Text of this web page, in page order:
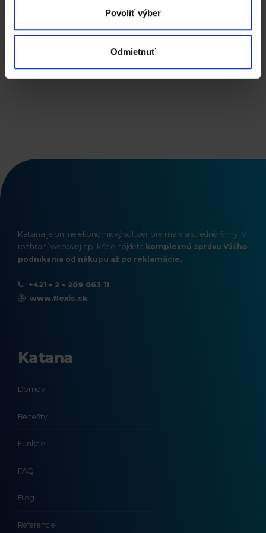
Povoliť výber
Odmietnuť
Predchádzajúci
Katana ?
Katana je online ekonomický softvér pre malé a stredné firmy. V
rozhraní webovej aplikácie nájdete komplexnú správu Vášho
podnikania od nákupu až po reklamácie.
+421 – 2 – 209 063 11
www.flexis.sk
Katana
Domov
Benefity
Funkcie
FAQ
Blog
Referencie